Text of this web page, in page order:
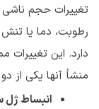
تغییرات حجم ناشی
رطوبت، دما یا تنش
دارد. این
منشأ آنها یکی از
انبساط ژل